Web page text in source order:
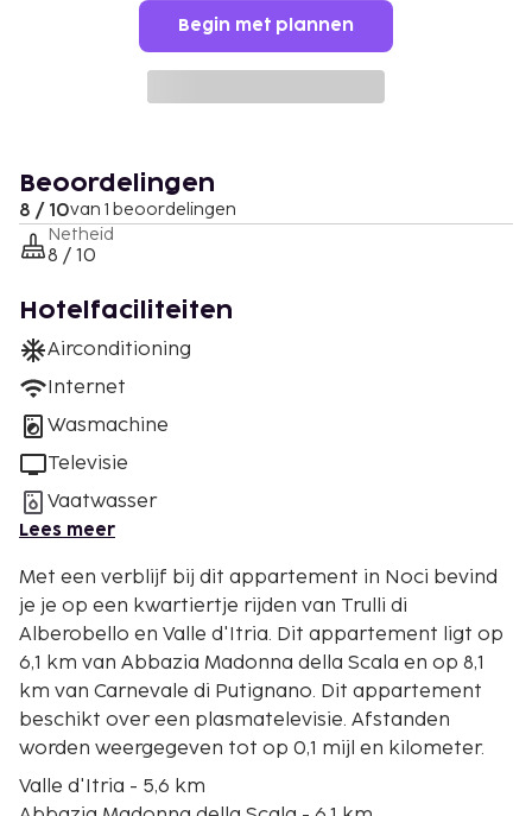
Begin met plannen
Beoordelingen
8 / 10van 1 beoordelingen
Netheid
8 / 10
Hotelfaciliteiten
Airconditioning
Internet
Wasmachine
Televisie
Vaatwasser
Lees meer
Met een verblijf bij dit appartement in Noci bevind
je je op een kwartiertje rijden van Trulli di
Alberobello en Valle d'Itria. Dit appartement ligt op
6,1 km van Abbazia Madonna della Scala en op 8,1
km van Carnevale di Putignano. Dit appartement
beschikt over een plasmatelevisie. Afstanden
worden weergegeven tot op 0,1 mijl en kilometer.
Valle d'Itria - 5,6 km